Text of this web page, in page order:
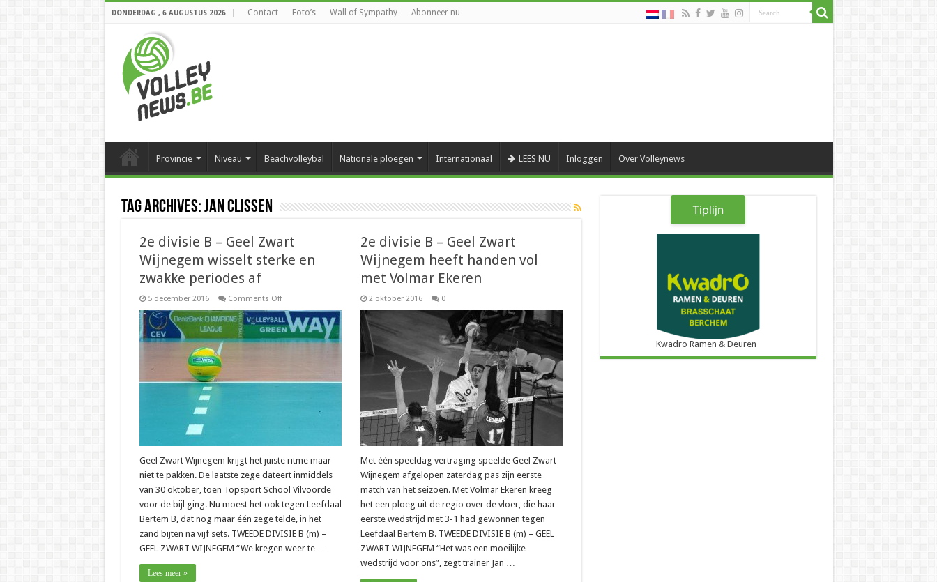
DONDERDAG , 6 AUGUSTUS 2026 Contact Foto’s Wall of Sympathy Abonneer nu
Provincie Niveau Beachvolleybal Nationale ploegen Internationaal LEES NU Inloggen Over Volleynews
Tag Archives:Jan Clissen
2e divisie B – Geel Zwart
Wijnegem wisselt sterke en
zwakke periodes af
5 december 2016 Comments Offon
divisie
B
–
Geel
sterke
Geel Zwart Wijnegem krijgt het juiste ritme maar
niet te pakken. De laatste zege dateert inmiddels
van 30 oktober, toen Topsport School Vilvoorde
voor de bijl ging. Nu moest het ook tegen Leefdaal
Bertem B, dat nog maar één zege telde, in het
zand bijten na vijf sets. TWEEDE DIVISIE B (m) –
GEEL ZWART WIJNEGEM “We kregen weer te …
Lees meer »
2e divisie B – Geel Zwart
Wijnegem heeft handen vol
met Volmar Ekeren
2 oktober 2016 0
Met één speeldag vertraging speelde Geel Zwart
Wijnegem afgelopen zaterdag pas zijn eerste
match van het seizoen. Met Volmar Ekeren kreeg
het een ploeg uit de regio over de vloer, die haar
eerste wedstrijd met 3-1 had gewonnen tegen
Leefdaal Bertem B. TWEEDE DIVISIE B (m) – GEEL
ZWART WIJNEGEM “Het was een moeilijke
wedstrijd voor ons”, zegt trainer Jan …
Tiplijn
Kwadro Ramen & Deuren